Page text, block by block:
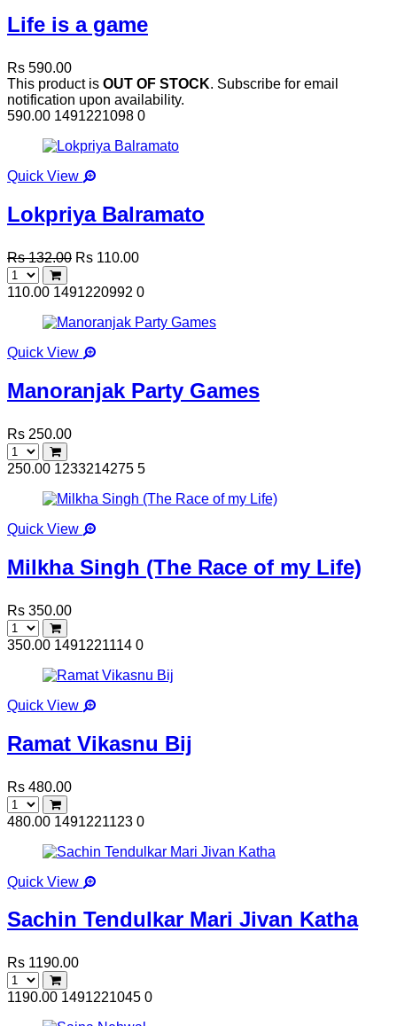
Life is a game
Rs 590.00
This product is OUT OF STOCK. Subscribe for email
notification upon availability.
590.00 1491221098 0
Quick View
Lokpriya Balramato
Rs 132.00 Rs 110.00
110.00 1491220992 0
Quick View
Manoranjak Party Games
Rs 250.00
250.00 1233214275 5
Quick View
Milkha Singh (The Race of my Life)
Rs 350.00
350.00 1491221114 0
Quick View
Ramat Vikasnu Bij
Rs 480.00
480.00 1491221123 0
Quick View
Sachin Tendulkar Mari Jivan Katha
Rs 1190.00
1190.00 1491221045 0